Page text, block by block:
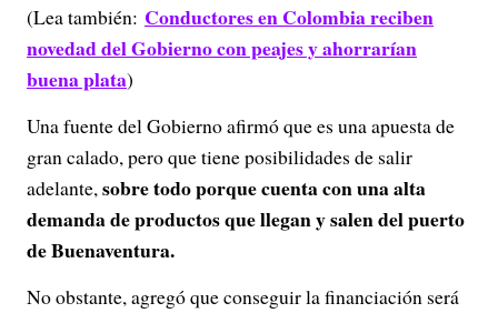
(Lea también: Conductores en Colombia reciben
novedad del Gobierno con peajes y ahorrarían
buena plata)
Una fuente del Gobierno afirmó que es una apuesta de
gran calado, pero que tiene posibilidades de salir
adelante,sobre todo porque cuenta con una alta
demanda de productos que llegan y salen del puerto
de Buenaventura.
No obstante, agregó que conseguir la financiación será